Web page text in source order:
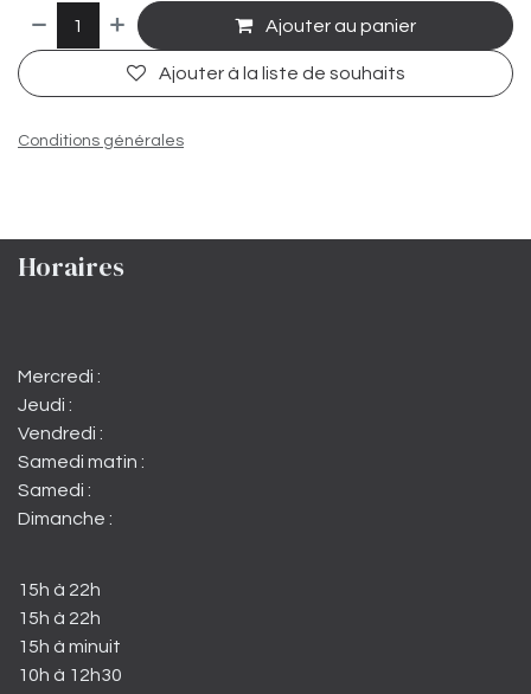
Ajouter au panier
Ajouter à la liste de souhaits
Conditions générales
Horaires
Mercredi :
Jeudi :
Vendredi :
Samedi matin :
Samedi :
Dimanche :
15h à 22h
15h à 22h
15h à minuit
10h à 12h30